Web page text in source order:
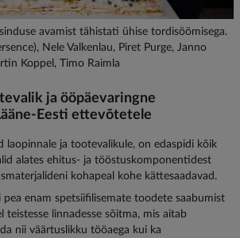
avamist tähistati ühise tordisöömisega.
Nele Valkenlau, Piret Purge, Janno
Koppel, Timo Raimla
ja ööpäevaringne
Eesti ettevõtetele
laopinnale ja tootevalikule, on edaspidi kõik
alates ehitus- ja tööstuskomponentidest
kohapeal kohe kättesaadavad.
enam spetsiifilisemate toodete saabumist
teistesse linnadesse sõitma, mis aitab
nii väärtuslikku tööaega kui ka